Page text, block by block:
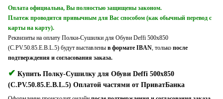
Оплата официальна, Вы полностью защищены законом.
Платеж проводится привычным для Вас способом (как обычный перевод с
карты на карту).
Реквизиты на оплату Полки-Сушилки для Обуви Deffi 500x850
(C.PV.50.85.E.B.L.5) будут выставлены в формате IBAN , только после
подтверждения и согласования заказа.
✔ Купить Полку-Сушилку для Обуви Deffi 500x850
(C.PV.50.85.E.B.L.5) Оплатой частями от ПриватБанка